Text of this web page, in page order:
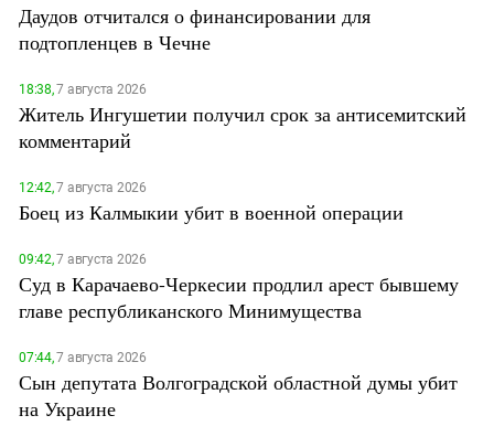
Даудов отчитался о финансировании для
подтопленцев в Чечне
18:38,7 августа 2026
Житель Ингушетии получил срок за антисемитский
комментарий
12:42,7 августа 2026
Боец из Калмыкии убит в военной операции
09:42,7 августа 2026
Суд в Карачаево-Черкесии продлил арест бывшему
главе республиканского Минимущества
07:44,7 августа 2026
Сын депутата Волгоградской областной думы убит
на Украине